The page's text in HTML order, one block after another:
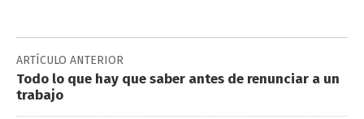
ARTÍCULO ANTERIOR
Todo lo que hay que saber antes de renunciar a un
trabajo